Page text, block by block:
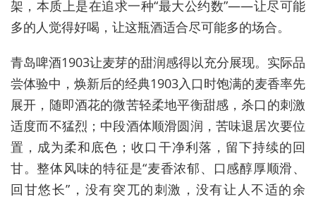
架，本质上是在追求一种“最大公约数”——让尽可能
多的人觉得好喝，让这瓶酒适合尽可能多的场合。
青岛啤酒1903让麦芽的甜润感得以充分展现。实际品
尝体验中，焕新后的经典1903入口时饱满的麦香率先
展开，随即酒花的微苦轻柔地平衡甜感，杀口的刺激
适度而不猛烈；中段酒体顺滑圆润，苦味退居次要位
置，成为柔和底色；收口干净利落，留下持续的回
甘。整体风味的特征是“麦香浓郁、口感醇厚顺滑、
回甘悠长”，没有突兀的刺激，没有让人不适的余